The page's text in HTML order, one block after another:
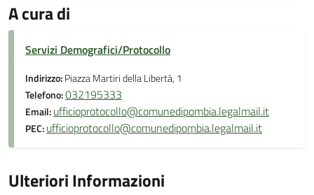
A cura di
Servizi Demografici/Protocollo
Indirizzo:Piazza Martiri della Libertà, 1
Telefono:032195333
Email:ufficioprotocollo@comunedipombia.legalmail.it
PEC:ufficioprotocollo@comunedipombia.legalmail.it
Ulteriori Informazioni